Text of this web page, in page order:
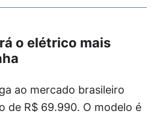
o elétrico mais
ao mercado brasileiro
de R$ 69.990. O modelo é